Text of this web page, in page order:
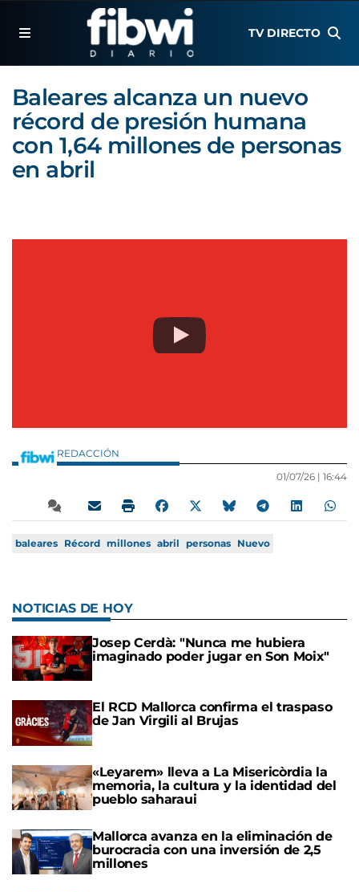
TV DIRECTO
Baleares alcanza un nuevo
récord de presión humana
con 1,64 millones de personas
en abril
REDACCIÓN
01/07/26 | 16:44
baleares Récord millones abril personas Nuevo
NOTICIAS DE HOY
Josep Cerdà: "Nunca me hubiera
imaginado poder jugar en Son Moix"
El RCD Mallorca confirma el traspaso
de Jan Virgili al Brujas
«Leyarem» lleva a La Misericòrdia la
memoria, la cultura y la identidad del
pueblo saharaui
Mallorca avanza en la eliminación de
burocracia con una inversión de 2,5
millones